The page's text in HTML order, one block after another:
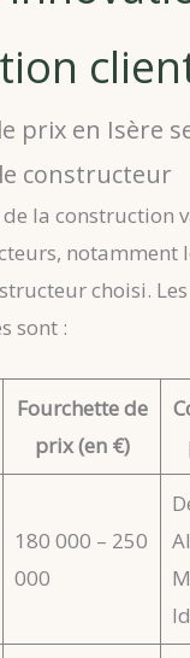
prix en Isère
constructeur
de la construction
notamment
choisi.
sont :
Fourchette de
prix (en €)
180 000 – 250
000